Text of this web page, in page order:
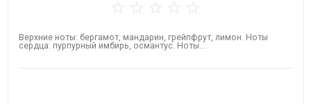
Верхние ноты: бергамот, мандарин, грейпфрут, лимон. Ноты
сердца: пурпурный имбирь, османтус. Ноты...